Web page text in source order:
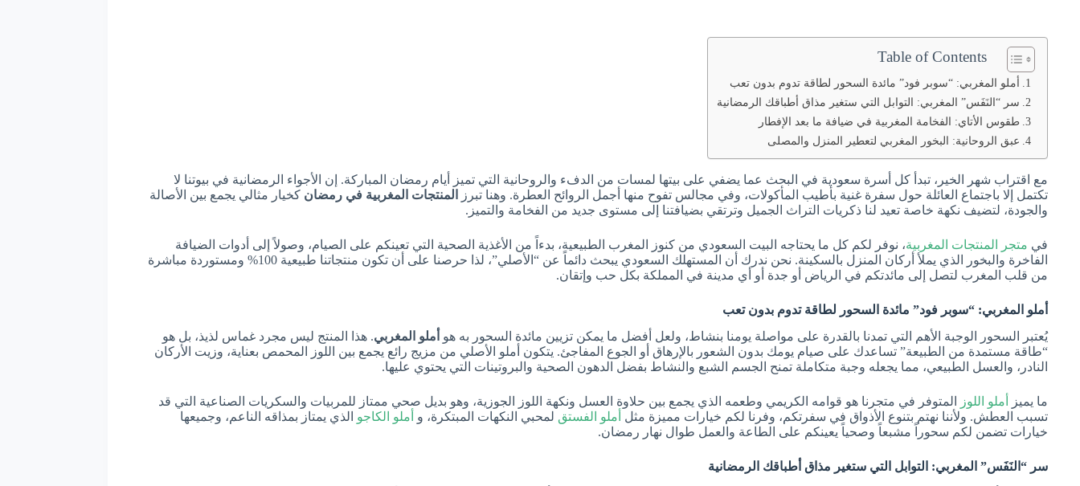
Table of Contents
أملو المغربي: “سوبر فود” مائدة السحور لطاقة تدوم بدون تعب
سر “النَفَس” المغربي: التوابل التي ستغير مذاق أطباقك الرمضانية
طقوس الأتاي: الفخامة المغربية في ضيافة ما بعد الإفطار
عبق الروحانية: البخور المغربي لتعطير المنزل والمصلى
مع اقتراب شهر الخير، تبدأ كل أسرة سعودية في البحث عما يضفي على بيتها لمسات من الدفء والروحانية التي تميز أيام رمضان المباركة. إن الأجواء الرمضانية في بيوتنا لا
تكتمل إلا باجتماع العائلة حول سفرة غنية بأطيب المأكولات، وفي مجالس تفوح منها أجمل الروائح العطرة. وهنا تبرز
المنتجات المغربية في رمضان كخيار مثالي يجمع بين الأصالة
والجودة، لتضيف نكهة خاصة تعيد لنا ذكريات التراث الجميل وترتقي بضيافتنا إلى مستوى جديد من الفخامة والتميز.
في متجر المنتجات المغربية، نوفر لكم كل ما يحتاجه البيت السعودي من كنوز المغرب الطبيعية، بدءاً من الأغذية الصحية التي تعينكم على الصيام، وصولاً إلى أدوات الضيافة
الفاخرة والبخور الذي يملأ أركان المنزل بالسكينة. نحن ندرك أن المستهلك السعودي يبحث دائماً عن “الأصلي”، لذا حرصنا على أن تكون منتجاتنا طبيعية 100% ومستوردة مباشرة
من قلب المغرب لتصل إلى مائدتكم في الرياض أو جدة أو أي مدينة في المملكة بكل حب وإتقان.
أملو المغربي: “سوبر فود” مائدة السحور لطاقة تدوم بدون تعب
يُعتبر السحور الوجبة الأهم التي تمدنا بالقدرة على مواصلة يومنا بنشاط، ولعل أفضل ما يمكن تزيين مائدة السحور به هو أملو المغربي. هذا المنتج ليس مجرد غماس لذيذ، بل هو
“طاقة مستمدة من الطبيعة” تساعدك على صيام يومك بدون الشعور بالإرهاق أو الجوع المفاجئ. يتكون أملو الأصلي من مزيج رائع يجمع بين اللوز المحمص بعناية، وزيت الأركان
النادر، والعسل الطبيعي، مما يجعله وجبة متكاملة تمنح الجسم الشبع والنشاط بفضل الدهون الصحية والبروتينات التي يحتوي عليها.
ما يميز أملو اللوز
المتوفر في متجرنا هو قوامه الكريمي وطعمه الذي يجمع بين حلاوة العسل ونكهة اللوز الجوزية، وهو بديل صحي ممتاز للمربيات والسكريات الصناعية التي قد
تسبب العطش. ولأننا نهتم بتنوع الأذواق في سفرتكم، وفرنا لكم خيارات مميزة مثل أملو الفستق لمحبي النكهات المبتكرة، و أملو الكاجو الذي يمتاز بمذاقه الناعم، وجميعها
خيارات تضمن لكم سحوراً مشبعاً وصحياً يعينكم على الطاعة والعمل طوال نهار رمضان.
سر “النَفَس” المغربي: التوابل التي ستغير مذاق أطباقك الرمضانية